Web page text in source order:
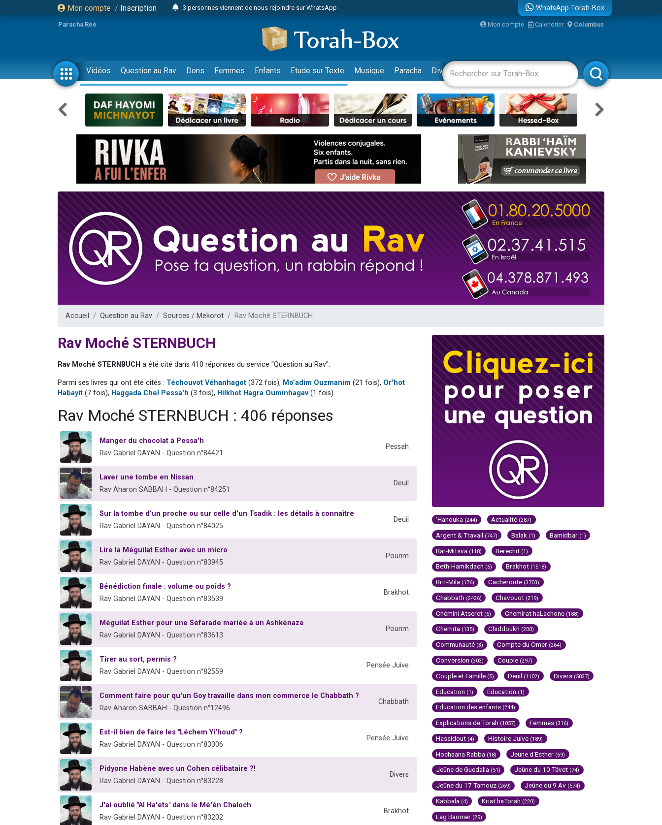
Mon compte / Inscription
3 personnes viennent de nous rejoindre sur WhatsApp
3 personnes viennent de faire un don pour 5 jours de vacances aux Orphelins
3 personnes viennent de faire un don pour Diane, 80 ans, dans un appartement insalubre
2 personnes viennent de nous rejoindre sur WhatsApp
13 personnes viennent de demander une bénédiction
30 personnes viennent de faire un don pour Sauvez la jambe de Yohan
Il reste 49 places pour étudier en groupe sur Zoom
12 nouvelles musiques dans Torah-Box Music
3 personnes viennent de nous rejoindre sur WhatsApp
2 personnes viennent de nous rejoindre sur WhatsApp
2 nouvelles musiques dans Torah-Box Music
3 personnes viennent de nous rejoindre sur WhatsApp
8 personnes viennent de faire un don pour Tsédaka : pauvres d'Israel
Nouvelle émission radio : Visions de grandeur n°104 : Le Chabbath et le Birkat Hamazone à travers le temps
61 personnes viennent de demander une bénédiction
Il reste 49 places pour étudier en groupe sur Zoom
Ariel vient de donner son Maasser
Nathaniel vient de donner son Maasser
WhatsApp Torah-Box
Paracha Réé Mon compte Calendrier Columbus
Vidéos Question au Rav Dons Femmes Enfants Etude sur Texte Musique Paracha Divertissements Livres Rabbanim
Accueil Question au Rav Sources / Mekorot Rav Moché STERNBUCH
Rav Moché STERNBUCH
Rav Moché STERNBUCH a été cité dans 410 réponses du service "Question au Rav".
Parmi ses livres qui ont été cités : Téchouvot Véhanhagot (372 fois), Mo’adim Ouzmanim (21 fois), Or'hot
Habayit (7 fois), Haggada Chel Pessa'h (3 fois), Hilkhot Hagra Ouminhagav (1 fois).
Rav Moché STERNBUCH : 406 réponses
Manger du chocolat à Pessa'h
Rav Gabriel DAYAN - Question n°84421
Pessah
Laver une tombe en Nissan
Rav Aharon SABBAH - Question n°84251
Deuil
Sur la tombe d’un proche ou sur celle d'un Tsadik : les détails à connaître
Rav Gabriel DAYAN - Question n°84025
Deuil
Lire la Méguilat Esther avec un micro
Rav Gabriel DAYAN - Question n°83945
Pourim
Bénédiction finale : volume ou poids ?
Rav Gabriel DAYAN - Question n°83539
Brakhot
Méguilat Esther pour une Séfarade mariée à un Ashkénaze
Rav Gabriel DAYAN - Question n°83613
Pourim
Tirer au sort, permis ?
Rav Gabriel DAYAN - Question n°82559
Pensée Juive
Comment faire pour qu'un Goy travaille dans mon commerce le Chabbath ?
Rav Aharon SABBAH - Question n°12496
Chabbath
Est-il bien de faire les "Léchem Yi'houd" ?
Rav Gabriel DAYAN - Question n°83006
Pensée Juive
Pidyone Habène avec un Cohen célibataire ?!
Rav Gabriel DAYAN - Question n°83228
Divers
J'ai oublié "Al Ha'ets" dans le Mé'èn Chaloch
Rav Gabriel DAYAN - Question n°83202
Brakhot
'Hanouka (244) Actualité (287)
Argent & Travail (747) Balak (1) Bamidbar (1)
Bar-Mitsva (118) Berechit (1)
Beth-Hamikdach (6) Brakhot (1518)
Brit-Mila (176) Cacheroute (3703)
Chabbath (2426) Chavouot (219)
Chémini Atseret (5) Chemirat haLachone (188)
Chemita (135) Chiddoukh (200)
Communauté (3) Compte du Omer (264)
Conversion (303) Couple (297)
Couple et Famille (5) Deuil (1102) Divers (5037)
Education (1) Education (1)
Education des enfants (244)
Explications de Torah (1057) Femmes (316)
Hassidout (4) Histoire Juive (189)
Hochaana Rabba (18) Jeûne d'Esther (69)
Jeûne de Guedalia (51) Jeûne du 10 Tévet (74)
Jeûne du 17 Tamouz (269) Jeûne du 9 Av (574)
Kabbala (4) Kriat haTorah (220)
Lag Baomer (29)